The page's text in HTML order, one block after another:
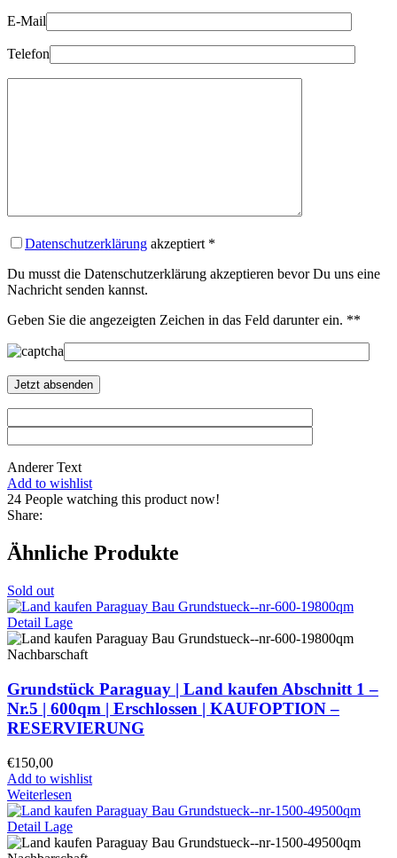
E-Mail
Telefon
Datenschutzerklärung akzeptiert *
Du musst die Datenschutzerklärung akzeptieren bevor Du uns eine
Nachricht senden kannst.
Geben Sie die angezeigten Zeichen in das Feld darunter ein. **
Anderer Text
Add to wishlist
24 People watching this product now!
Share:
Ähnliche Produkte
Sold out
Grundstück Paraguay | Land kaufen Abschnitt 1 –
Nr.5 | 600qm | Erschlossen | KAUFOPTION –
RESERVIERUNG
€150,00
Add to wishlist
Weiterlesen